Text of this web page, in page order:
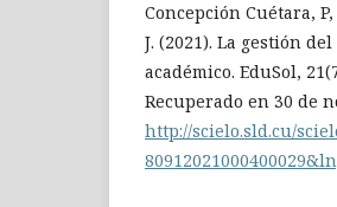
Concepción Cuétara,
J. (2021). La gestión
académico. EduSol,
Recuperado en 30 de
http://scielo.sld.cu/